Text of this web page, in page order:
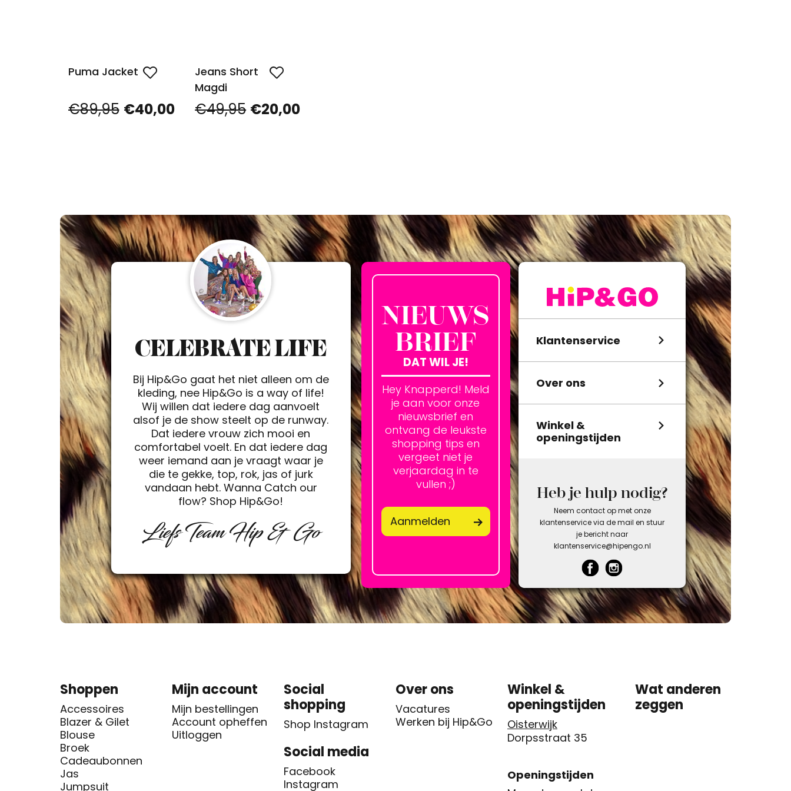
Puma Jacket
€89,95 €40,00
Jeans Short
Magdi
€49,95 €20,00
CELEBRATE LIFE
Bij Hip&Go gaat het niet alleen om de
kleding, nee Hip&Go is a way of life!
Wij willen dat iedere dag aanvoelt
alsof je de show steelt op de runway.
Dat iedere vrouw zich mooi en
comfortabel voelt. En dat iedere dag
weer iemand aan je vraagt waar je
die te gekke, top, rok, jas of jurk
vandaan hebt. Wanna Catch our
flow? Shop Hip&Go!
Liefs Team Hip & Go
NIEUWS
BRIEF
DAT WIL JE!
Hey Knapperd! Meld
je aan voor onze
nieuwsbrief en
ontvang de leukste
shopping tips en
vergeet niet je
verjaardag in te
vullen ;)
Aanmelden
Klantenservice
Over ons
Winkel &
openingstijden
Heb je hulp nodig?
Neem contact op met onze
klantenservice via de mail en stuur
je bericht naar
klantenservice@hipengo.nl
Shoppen
Accessoires
Blazer & Gilet
Blouse
Broek
Cadeaubonnen
Jas
Jumpsuit
Mijn account
Mijn bestellingen
Account opheffen
Uitloggen
Social
shopping
Shop Instagram
Social media
Facebook
Instagram
Over ons
Vacatures
Werken bij Hip&Go
Winkel &
openingstijden
Oisterwijk
Dorpsstraat 35
Openingstijden
Wat anderen
zeggen